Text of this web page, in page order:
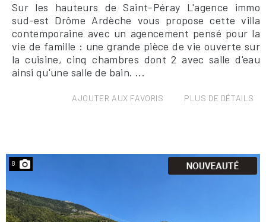
Sur les hauteurs de Saint-Péray L'agence immo
sud-est Drôme Ardèche vous propose cette villa
contemporaine avec un agencement pensé pour la
vie de famille : une grande pièce de vie ouverte sur
la cuisine, cinq chambres dont 2 avec salle d'eau
ainsi qu'une salle de bain. ...
AJOUTER AUX FAVORIS PLUS DE DÉTAILS
8